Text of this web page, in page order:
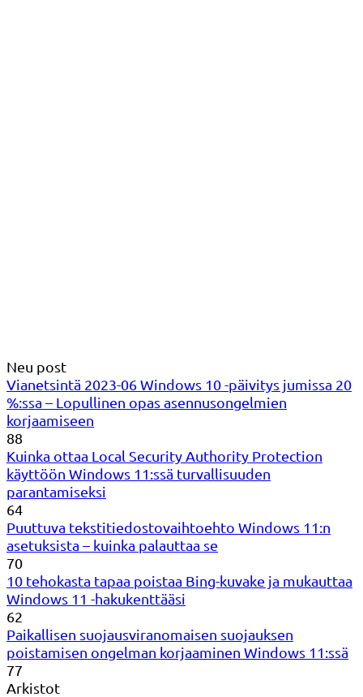
Neu post
Vianetsintä 2023-06 Windows 10 -päivitys jumissa 20
%:ssa – Lopullinen opas asennusongelmien
korjaamiseen
88
Kuinka ottaa Local Security Authority Protection
käyttöön Windows 11:ssä turvallisuuden
parantamiseksi
64
Puuttuva tekstitiedostovaihtoehto Windows 11:n
asetuksista – kuinka palauttaa se
70
10 tehokasta tapaa poistaa Bing-kuvake ja mukauttaa
Windows 11 -hakukenttääsi
62
Paikallisen suojausviranomaisen suojauksen
poistamisen ongelman korjaaminen Windows 11:ssä
77
Arkistot